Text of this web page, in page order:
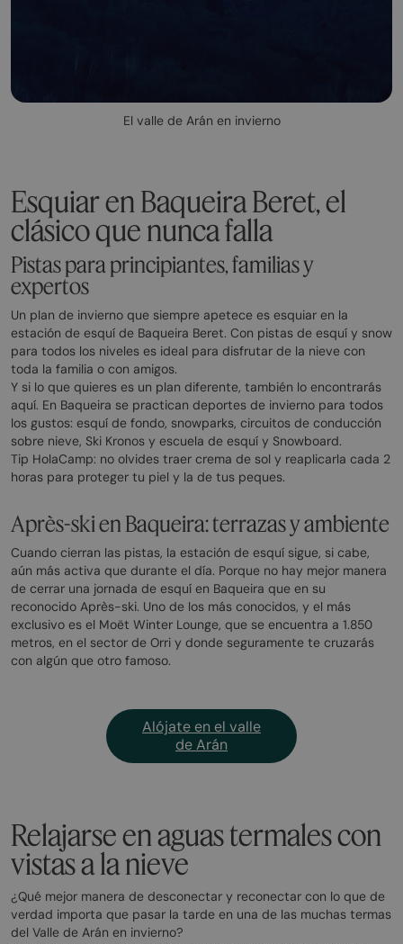
El valle de Arán en invierno
Esquiar en Baqueira Beret, el
clásico que nunca falla
Pistas para principiantes, familias y
expertos
Un plan de invierno que siempre apetece es esquiar en la
estación de esquí de Baqueira Beret. Con pistas de esquí y snow
para todos los niveles es ideal para disfrutar de la nieve con
toda la familia o con amigos.
Y si lo que quieres es un plan diferente, también lo encontrarás
aquí. En Baqueira se practican deportes de invierno para todos
los gustos: esquí de fondo, snowparks, circuitos de conducción
sobre nieve, Ski Kronos y escuela de esquí y Snowboard.
Tip HolaCamp: no olvides traer crema de sol y reaplicarla cada 2
horas para proteger tu piel y la de tus peques.
Après-ski en Baqueira: terrazas y ambiente
Cuando cierran las pistas, la estación de esquí sigue, si cabe,
aún más activa que durante el día. Porque no hay mejor manera
de cerrar una jornada de esquí en Baqueira que en su
reconocido Après-ski. Uno de los más conocidos, y el más
exclusivo es el Moët Winter Lounge, que se encuentra a 1.850
metros, en el sector de Orri y donde seguramente te cruzarás
con algún que otro famoso.
Alójate en el valle
de Arán
Relajarse en aguas termales con
vistas a la nieve
¿Qué mejor manera de desconectar y reconectar con lo que de
verdad importa que pasar la tarde en una de las muchas termas
del Valle de Arán en invierno?